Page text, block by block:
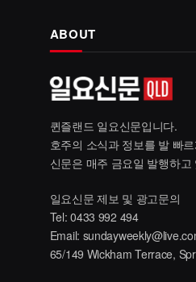
ABOUT
퀸즐랜드 일요신문입니다.
호주의 소식과 정보를 발 빠
신문은 매주 금요일 발행하고
일요신문 제보 및 광고문의
Tel: 0433 992 494
Email:
65/149 Wickham Terrace,